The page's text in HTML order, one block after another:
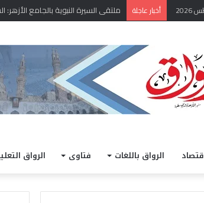
أخبار عاجلة الشيخ أيمن عبد الغني يعتمد نتيجة
الرواق باللغات فتاوى الرواق